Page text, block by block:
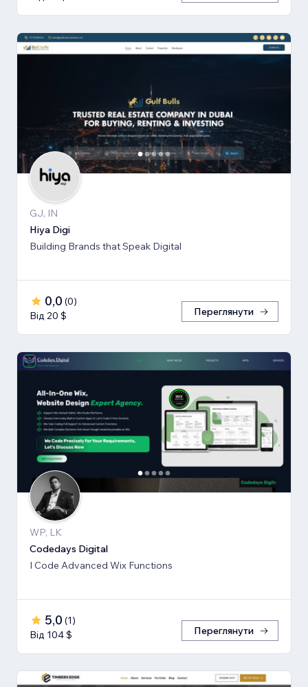
GJ, IN
Hiya Digi
Building Brands that Speak Digital
0,0 (0)
Від 20 $
Переглянути
WP, LK
Codedays Digital
I Code Advanced Wix Functions
5,0 (1)
Від 104 $
Переглянути